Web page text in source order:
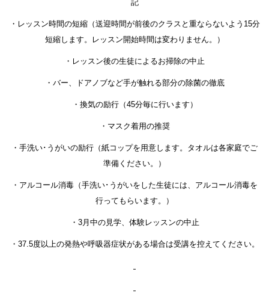
記
・レッスン時間の短縮（送迎時間が前後のクラスと重ならないよう15分
短縮します。レッスン開始時間は変わりません。）
・レッスン後の生徒によるお掃除の中止
・バー、ドアノブなど手が触れる部分の除菌の徹底
・換気の励行（45分毎に行います）
・マスク着用の推奨
・手洗い･うがいの励行（紙コップを用意します。タオルは各家庭でご
準備ください。）
・アルコール消毒（手洗い･うがいをした生徒には、アルコール消毒を
行ってもらいます。）
・3月中の見学、体験レッスンの中止
・37.5度以上の発熱や呼吸器症状がある場合は受講を控えてください。